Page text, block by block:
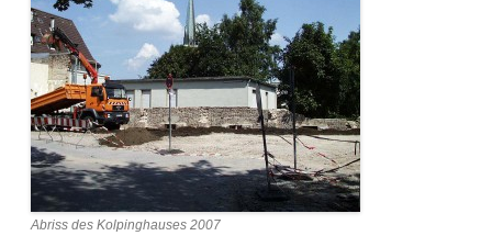
Abriss des Kolpinghauses 2007